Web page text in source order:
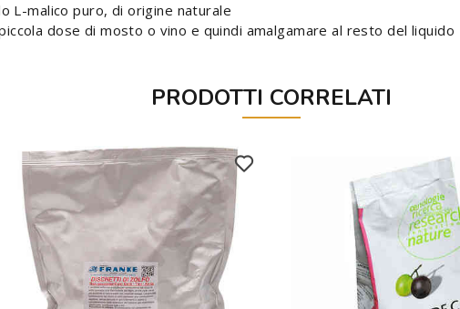
L-malico puro, di origine naturale
dose di mosto o vino e quindi amalgamare al resto del liquido
PRODOTTI CORRELATI